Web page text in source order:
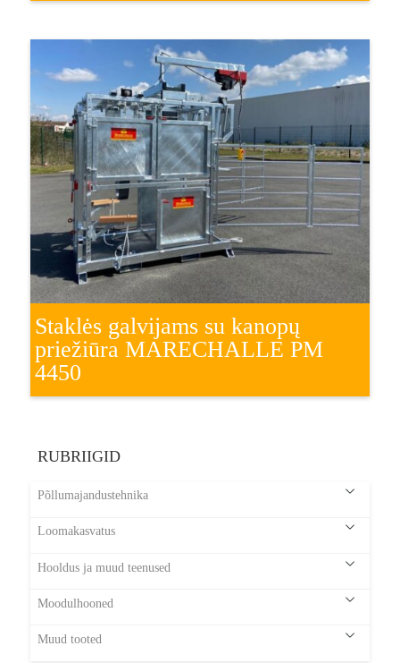
Staklės galvijams su kanopų
priežiūra MARECHALLE PM
4450
RUBRIIGID
Põllumajandustehnika
Loomakasvatus
Hooldus ja muud teenused
Moodulhooned
Muud tooted